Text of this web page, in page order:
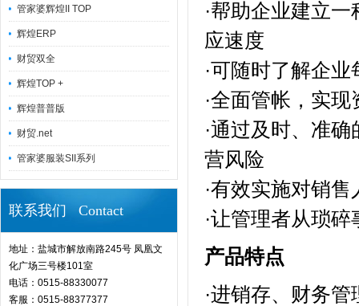
管家婆辉煌II TOP
辉煌ERP
财贸双全
辉煌TOP +
辉煌普普版
财贸.net
管家婆服装SII系列
联系我们 Contact
地址：盐城市解放南路245号 凤凰文
化广场三号楼101室
电话：0515-88330077
客服：0515-88377377
·帮助企业建立
应速度
·可随时了解企
·全面管帐，实
·通过及时、准
营风险
·有效实施对销
·让管理者从琐
产品特点
·进销存、财务